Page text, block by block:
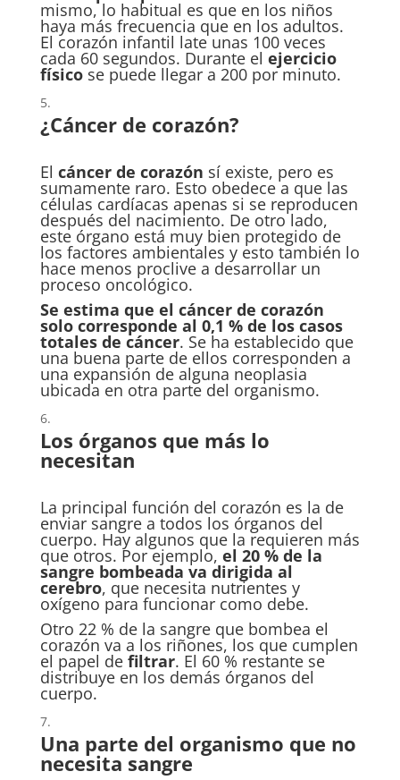
mismo, lo habitual es que en los niños
haya más frecuencia que en los adultos.
El corazón infantil late unas 100 veces
cada 60 segundos. Durante el ejercicio
físicose puede llegar a 200 por minuto.
¿Cáncer de corazón?
El cáncer de corazón sí existe, pero es
sumamente raro. Esto obedece a que las
células cardíacas apenas si se reproducen
después del nacimiento. De otro lado,
este órgano está muy bien protegido de
los factores ambientales y esto también lo
hace menos proclive a desarrollar un
proceso oncológico.
Se estima que el cáncer de corazón
solo corresponde al 0,1 % de los casos
totales de cáncer. Se ha establecido que
una buena parte de ellos corresponden a
una expansión de alguna neoplasia
ubicada en otra parte del organismo.
Los órganos que más lo
necesitan
La principal función del corazón es la de
enviar sangre a todos los órganos del
cuerpo. Hay algunos que la requieren más
que otros. Por ejemplo, el 20 % de la
sangre bombeada va dirigida al
cerebro, que necesita nutrientes y
oxígeno para funcionar como debe.
Otro 22 % de la sangre que bombea el
corazón va a los riñones, los que cumplen
el papel de filtrar. El 60 % restante se
distribuye en los demás órganos del
cuerpo.
Una parte del organismo que no
necesita sangre